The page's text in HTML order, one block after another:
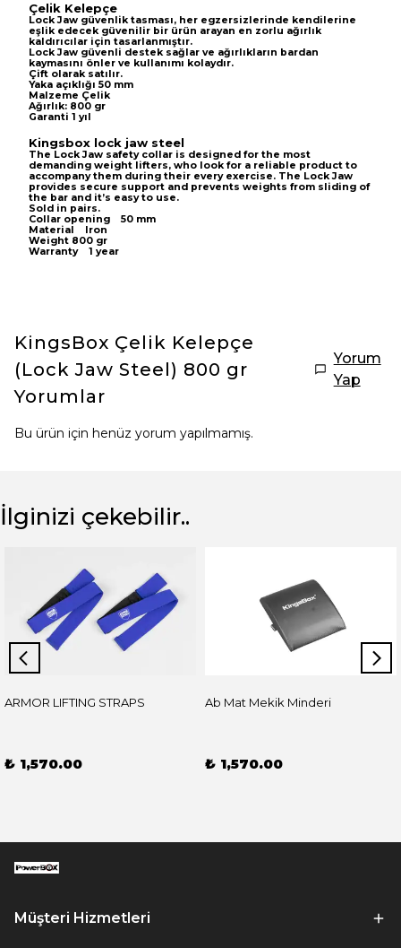
Çelik Kelepçe
Lock Jaw güvenlik tasması, her egzersizlerinde kendilerine
eşlik edecek güvenilir bir ürün arayan en zorlu ağırlık
kaldırıcılar için tasarlanmıştır.
Lock Jaw güvenli destek sağlar ve ağırlıkların bardan
kaymasını önler ve kullanımı kolaydır.
Çift olarak satılır.
Yaka açıklığı 50 mm
Malzeme Çelik
Ağırlık: 800 gr
Garanti 1 yıl
Kingsbox lock jaw steel
The Lock Jaw safety collar is designed for the most
demanding weight lifters, who look for a reliable product to
accompany them during their every exercise. The Lock Jaw
provides secure support and prevents weights from sliding of
the bar and it’s easy to use.
Sold in pairs.
Collar opening 50 mm
Material Iron
Weight 800 gr
Warranty 1 year
KingsBox Çelik Kelepçe
(Lock Jaw Steel) 800 gr
Yorumlar
Yorum
Yap
Bu ürün için henüz yorum yapılmamış.
İlginizi çekebilir..
ARMOR LIFTING STRAPS
₺ 1,570.00
Ab Mat Mekik Minderi
₺ 1,570.00
Müşteri Hizmetleri